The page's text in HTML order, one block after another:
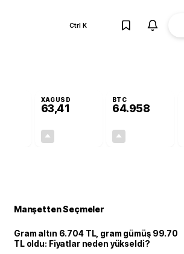
Ctrl K
XAGUSD
63,41
BTC
64.958
Manşetten Seçmeler
Gram altın 6.704 TL, gram gümüş 99.70
TL oldu: Fiyatlar neden yükseldi?